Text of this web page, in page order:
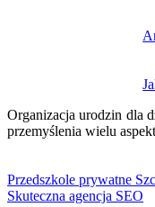
Organizacja urodzin dla
przemyślenia wielu
Przedszkole prywatne
Skuteczna agencja SEO